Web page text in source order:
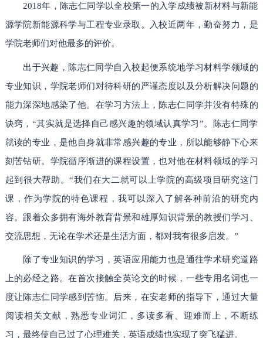
2018年，陈志仁同学以全校第一的入学成绩被新材料与新能
源学院新能源科学与工程专业录取。入校近两年，勤奋努力，是
学院老师们对他最多的评价。
出于兴趣，陈志仁同学自入校起便系统地学习材料学领域的
专业知识，学院老师们对待科研的严谨态度以及分析解决问题的
能力深深地感染了他。在学习方法上，陈志仁同学并没有特殊的
诀窍，“其实就是选择自己感兴趣的领域认真学习”。陈志仁同学
就读的专业，是他自身就非常感兴趣的专业，所以能够静下心来
刻苦钻研。学院循序渐进的课程设置，也对他在材料领域的学习
起到很大帮助。“我们在大二就可以上学院的高级项目研究这门
课，作为学院的特色课程，我可以深入了解各种前沿的研究内
容。跟着众多拥有海外教育背景和雄厚知识背景的教授们学习、
交流思想，无论在学术还是生活方面，都对我有很多启发。”
除了专业知识的学习，英语应用能力也是通往学术研究道路
上的必经之路。在首次接触全英论文的时候，一些专用名词也一
度让陈志仁同学感到苦恼。后来，在安老师的指导下，通过大量
阅读相关文献，熟悉专业词汇，多读多看、迎难而上，不断练
习，最终使自己过了心理难关，英语成绩也实现了突飞猛进。